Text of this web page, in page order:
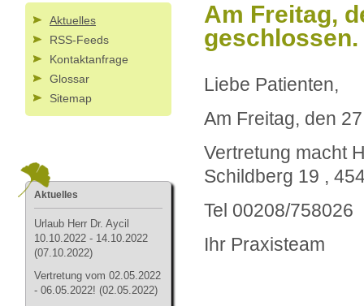
Aktuelles
RSS-Feeds
Kontaktanfrage
Glossar
Sitemap
Aktuelles
Urlaub Herr Dr. Aycil
10.10.2022 - 14.10.2022
(07.10.2022)
Vertretung vom 02.05.2022
- 06.05.2022! (02.05.2022)
Am Freitag,
geschlossen.
Liebe Patienten,
Am Freitag, den
Vertretung macht
Schildberg 19 ,
Tel 00208/758026
Ihr Praxisteam